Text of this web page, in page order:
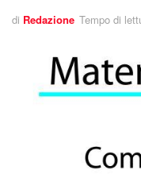
di Redazione Tempo di